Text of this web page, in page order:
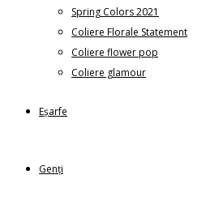
Spring Colors 2021
Coliere Florale Statement
Coliere flower pop
Coliere glamour
Eșarfe
Genți